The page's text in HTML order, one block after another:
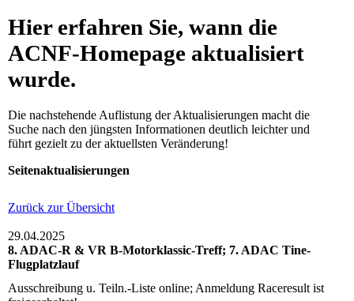
Hier erfahren Sie, wann die
ACNF-Homepage aktualisiert
wurde.
Die nachstehende Auflistung der Aktualisierungen macht die
Suche nach den jüngsten Informationen deutlich leichter und
führt gezielt zu der aktuellsten Veränderung!
Seitenaktualisierungen
Zurück zur Übersicht
29.04.2025
8. ADAC-R & VR B-Motorklassic-Treff; 7. ADAC Tine-
Flugplatzlauf
Ausschreibung u. Teiln.-Liste online; Anmeldung Raceresult ist